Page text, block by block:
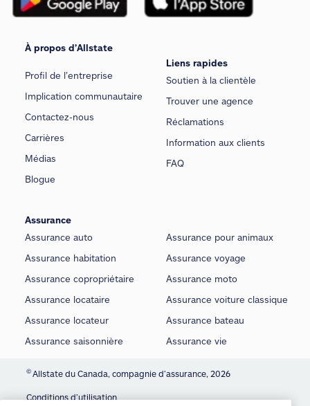
À propos d’Allstate
Profil de l’entreprise
Implication communautaire
Contactez-nous
Carrières
Médias
Blogue
Liens rapides
Soutien à la clientèle
Trouver une agence
Réclamations
Information aux clients
FAQ
Assurance
Assurance auto
Assurance habitation
Assurance copropriétaire
Assurance locataire
Assurance locateur
Assurance saisonnière
Assurance pour animaux
Assurance voyage
Assurance moto
Assurance voiture classique
Assurance bateau
Assurance vie
©Allstate du Canada, compagnie d’assurance, 2026
Conditions d’utilisation
We use cookies and similar technologies to